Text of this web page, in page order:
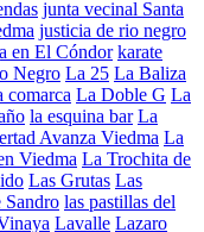
junta vecinal Santa
justicia de rio negro
en El Cóndor karate
Negro La 25 La Baliza
comarca La Doble G La
la esquina bar La
Avanza Viedma La
Viedma La Trochita de
Las Grutas Las
Sandro las pastillas del
Lavalle Lazaro